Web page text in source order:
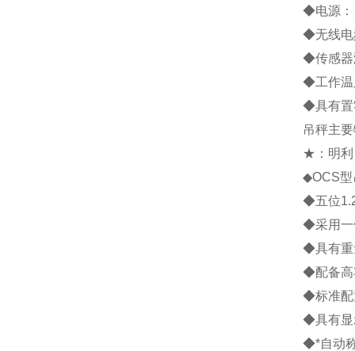
◆电源：
◆无线电
◆传感器
◆工作温
◆具有置
吊秤主
★：明利
◆OCS型
◆五位
◆采用一
◆具有重
◆配备高
◆标准配
◆具有显
◆*自动